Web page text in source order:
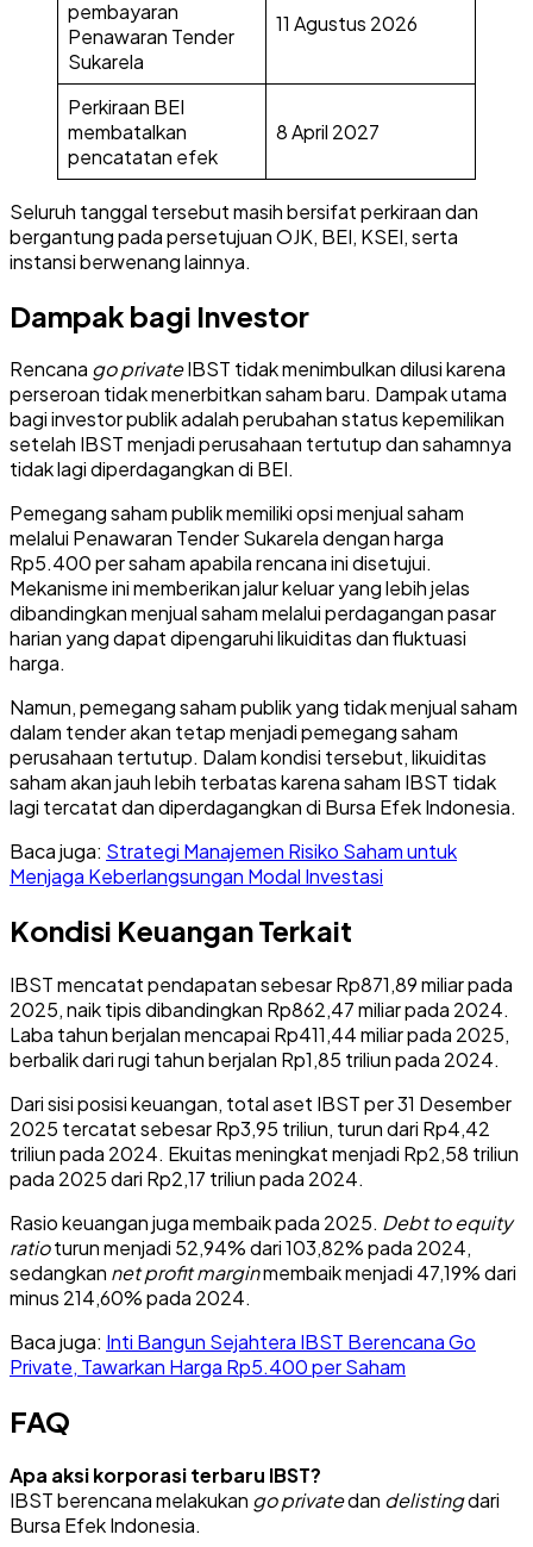
pembayaran
Penawaran Tender
Sukarela
11 Agustus 2026
Perkiraan BEI
membatalkan
pencatatan efek
8 April 2027
Seluruh tanggal tersebut masih bersifat perkiraan dan
bergantung pada persetujuan OJK, BEI, KSEI, serta
instansi berwenang lainnya.
Dampak bagi Investor
Rencana go privateIBST tidak menimbulkan dilusi karena
perseroan tidak menerbitkan saham baru. Dampak utama
bagi investor publik adalah perubahan status kepemilikan
setelah IBST menjadi perusahaan tertutup dan sahamnya
tidak lagi diperdagangkan di BEI.
Pemegang saham publik memiliki opsi menjual saham
melalui Penawaran Tender Sukarela dengan harga
Rp5.400 per saham apabila rencana ini disetujui.
Mekanisme ini memberikan jalur keluar yang lebih jelas
dibandingkan menjual saham melalui perdagangan pasar
harian yang dapat dipengaruhi likuiditas dan fluktuasi
harga.
Namun, pemegang saham publik yang tidak menjual saham
dalam tender akan tetap menjadi pemegang saham
perusahaan tertutup. Dalam kondisi tersebut, likuiditas
saham akan jauh lebih terbatas karena saham IBST tidak
lagi tercatat dan diperdagangkan di Bursa Efek Indonesia.
Baca juga: Strategi Manajemen Risiko Saham untuk
Menjaga Keberlangsungan Modal Investasi
Kondisi Keuangan Terkait
IBST mencatat pendapatan sebesar Rp871,89 miliar pada
2025, naik tipis dibandingkan Rp862,47 miliar pada 2024.
Laba tahun berjalan mencapai Rp411,44 miliar pada 2025,
berbalik dari rugi tahun berjalan Rp1,85 triliun pada 2024.
Dari sisi posisi keuangan, total aset IBST per 31 Desember
2025 tercatat sebesar Rp3,95 triliun, turun dari Rp4,42
triliun pada 2024. Ekuitas meningkat menjadi Rp2,58 triliun
pada 2025 dari Rp2,17 triliun pada 2024.
Rasio keuangan juga membaik pada 2025. Debt to equity
ratioturun menjadi 52,94% dari 103,82% pada 2024,
sedangkan net profit marginmembaik menjadi 47,19% dari
minus 214,60% pada 2024.
Baca juga: Inti Bangun Sejahtera IBST Berencana Go
Private, Tawarkan Harga Rp5.400 per Saham
FAQ
Apa aksi korporasi terbaru IBST?
IBST berencana melakukan go privatedan delistingdari
Bursa Efek Indonesia.